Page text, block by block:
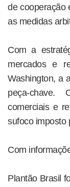
de cooperação
as medidas
Com a
mercados e
Washington, a
peça-chave.
comerciais e
sufoco imposto
Com
Plantão Brasil